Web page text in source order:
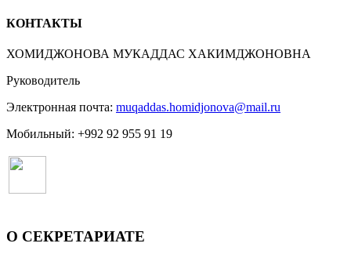
КОНТАКТЫ
ХОМИДЖОНОВА МУКАДДАС ХАКИМДЖОНОВНА
Руководитель
Электронная почта: muqaddas.homidjonova@mail.ru
Мобильный: +992 92 955 91 19
О СЕКРЕТАРИАТЕ